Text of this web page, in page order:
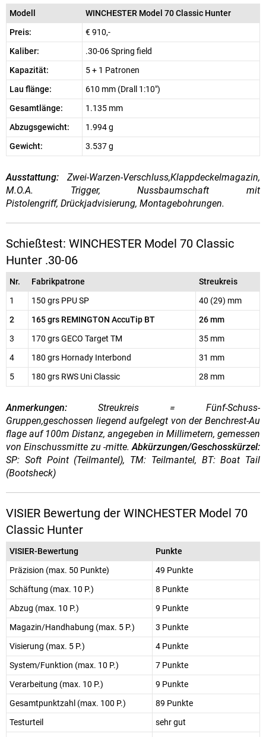
Modell
WINCHESTER Model 70 Classic Hunter
Preis:
€ 910,-
Kaliber:
.30-06 Spring field
Kapazität:
5 + 1 Patronen
Lau flänge:
610 mm (Drall 1:10")
Gesamtlänge:
1.135 mm
Abzugsgewicht:
1.994 g
Gewicht:
3.537 g
Ausstattung: Zwei-Warzen-Verschluss,Klappdeckelmagazin,
M.O.A. Trigger, Nussbaumschaft mit
Pistolengriff, Drückjadvisierung, Montagebohrungen.
Schießtest: WINCHESTER Model 70 Classic
Hunter .30-06
Nr. Fabrikpatrone
Streukreis
1
150 grs PPU SP
40 (29) mm
2
165 grs REMINGTON AccuTip BT
26 mm
3
170 grs GECO Target TM
35 mm
4
180 grs Hornady Interbond
31 mm
5
180 grs RWS Uni Classic 28 mm
Anmerkungen: Streukreis = Fünf-Schuss-
Gruppen,geschossen liegend aufgelegt von der Benchrest-Au
flage auf 100m Distanz, angegeben in Millimetern, gemessen
von Einschussmitte zu -mitte.Abkürzungen/Geschosskürzel:
SP: Soft Point (Teilmantel), TM: Teilmantel, BT: Boat Tail
(Bootsheck)
VISIER Bewertung der WINCHESTER Model 70
Classic Hunter
VISIER-Bewertung
Punkte
Präzision (max. 50 Punkte)
49 Punkte
Schäftung (max. 10 P.)
8 Punkte
Abzug (max. 10 P.)
9 Punkte
Magazin/Handhabung (max. 5 P.)
3 Punkte
Visierung (max. 5 P.)
4 Punkte
System/Funktion (max. 10 P.)
7 Punkte
Verarbeitung (max. 10 P.)
9 Punkte
Gesamtpunktzahl (max. 100 P.)
89 Punkte
Testurteil
sehr gut